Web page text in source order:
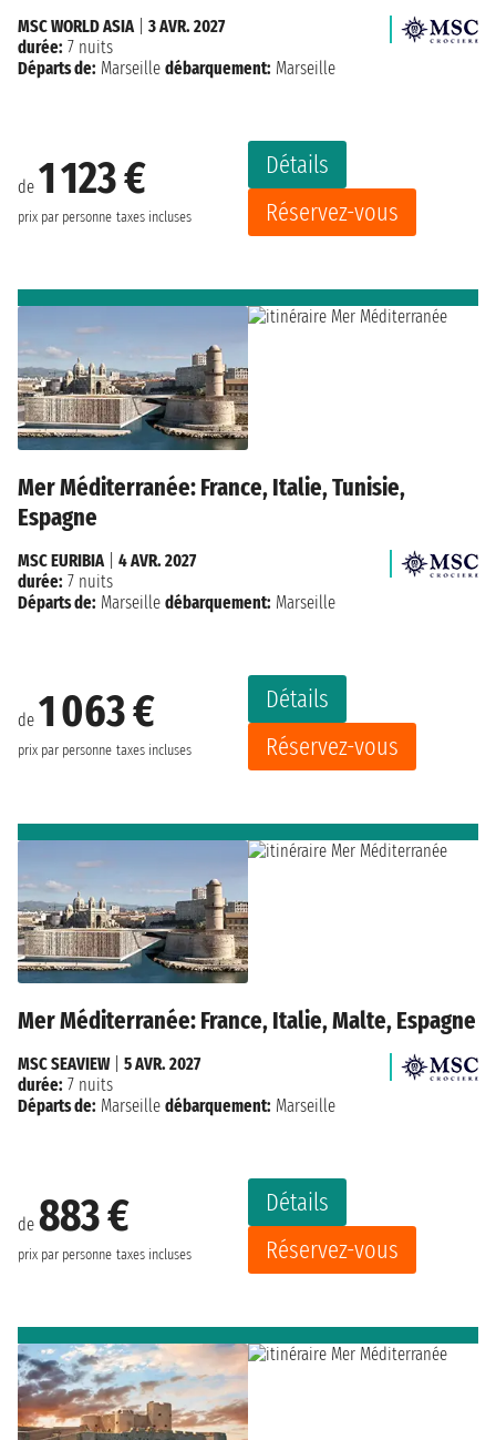
de 1 123 €
prix par personne taxes incluses
Détails
Réservez-vous
MSC WORLD ASIA| 3 AVR. 2027
durée: 7 nuits
Départs de: Marseille débarquement: Marseille
Mer Méditerranée: France, Italie, Tunisie,
Espagne
de 1 063 €
prix par personne taxes incluses
Détails
Réservez-vous
MSC EURIBIA| 4 AVR. 2027
durée: 7 nuits
Départs de: Marseille débarquement: Marseille
Mer Méditerranée: France, Italie, Malte, Espagne
de 883 €
prix par personne taxes incluses
Détails
Réservez-vous
MSC SEAVIEW| 5 AVR. 2027
durée: 7 nuits
Départs de: Marseille débarquement: Marseille